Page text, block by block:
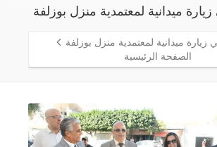
ميدانية لمعتمدية منزل بوزلفة
زيارة ميدانية لمعتمدية منزل بوزلفة
الصفحة الرئيسية